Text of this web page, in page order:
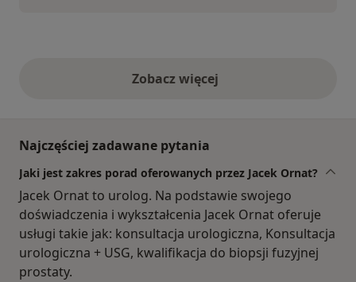
Zobacz więcejopinie powyżej
Najczęściej zadawane pytania
Jaki jest zakres porad oferowanych przez Jacek Ornat?
Jacek Ornat to urolog. Na podstawie swojego
doświadczenia i wykształcenia Jacek Ornat oferuje
usługi takie jak: konsultacja urologiczna, Konsultacja
urologiczna + USG, kwalifikacja do biopsji fuzyjnej
prostaty.